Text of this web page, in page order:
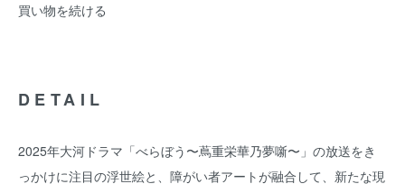
買い物を続ける
DETAIL
2025年大河ドラマ「べらぼう〜蔦重栄華乃夢噺〜」の放送をき
っかけに注目の浮世絵と、障がい者アートが融合して、新たな現